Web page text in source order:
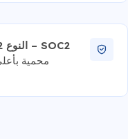
SOC2 – النوع 2 الآمن:
محمية